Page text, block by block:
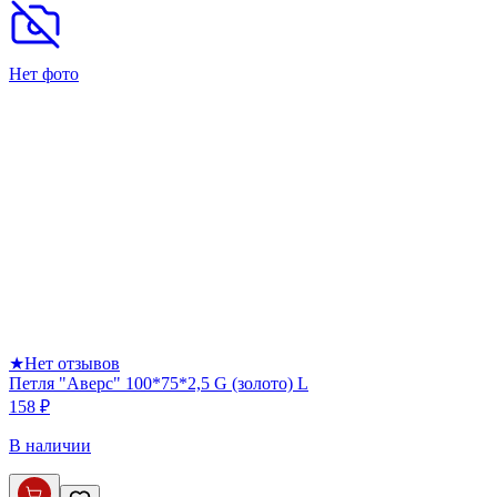
Нет фото
★Нет отзывов
Петля "Аверс" 100*75*2,5 G (золото) L
158 ₽
В наличии